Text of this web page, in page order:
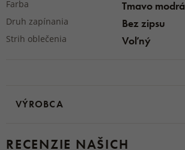
Farba Tmavo modrá
Druh zapínania Bez zipsu
Strih oblečenia Voľný
VÝROBCA
RECENZIE NAŠICH